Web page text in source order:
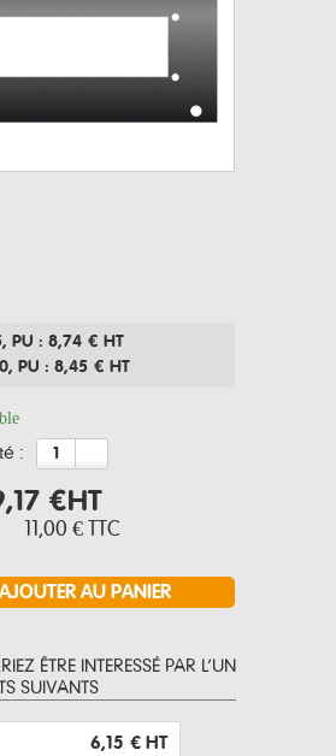
, PU : 8,74 € HT
, PU : 8,45 € HT
:
€HT
11,00 € TTC
ÊTRE INTERESSÉ PAR L’UN
SUIVANTS
6,15 € HT